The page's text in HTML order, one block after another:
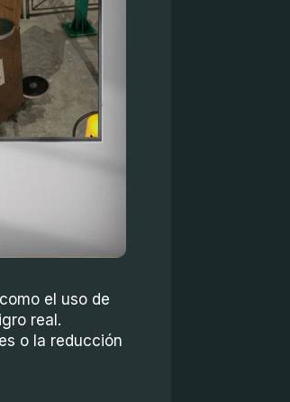
el uso de
real.
o la reducción